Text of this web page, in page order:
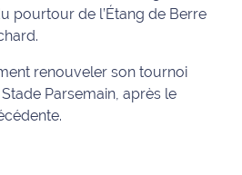
pourtour de l’Étang de Berre
renouveler son tournoi
Parsemain, après le